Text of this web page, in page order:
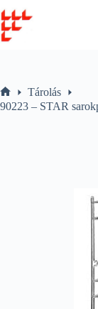
to
content
Home
Tárolás
90223 – STAR